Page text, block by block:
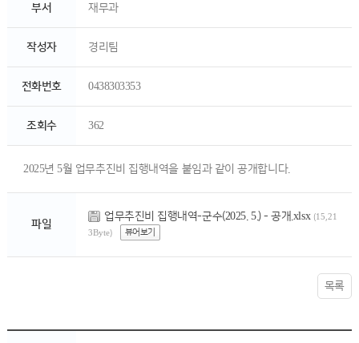
부서 재무과
작성자 경리팀
전화번호 0438303353
조회수 362
2025년 5월 업무추진비 집행내역을 붙임과 같이 공개합니다.
파일
업무추진비 집행내역-군수(2025. 5.) - 공개.xlsx (15,21
3Byte)
뷰어보기
목록